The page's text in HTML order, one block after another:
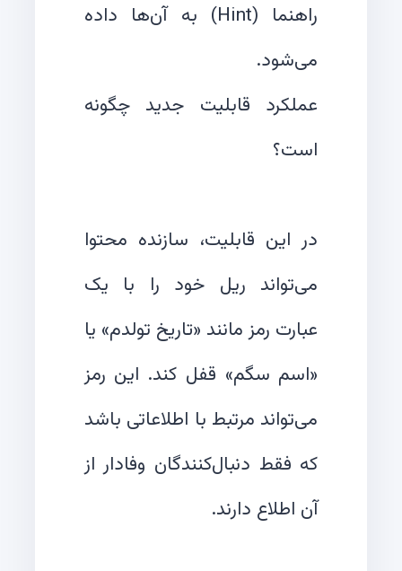
راهنما (Hint) به آن‌ها داده
عملکرد قابلیت جدید چگونه
در این قابلیت، سازنده محتوا
می‌تواند ریل خود را با یک
عبارت رمز مانند «تاریخ تولدم» یا
«اسم سگم» قفل کند. این رمز
می‌تواند مرتبط با اطلاعاتی باشد
که فقط دنبال‌کنندگان وفادار از